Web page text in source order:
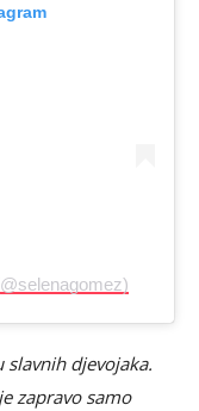
slavnih djevojaka.
zapravo samo